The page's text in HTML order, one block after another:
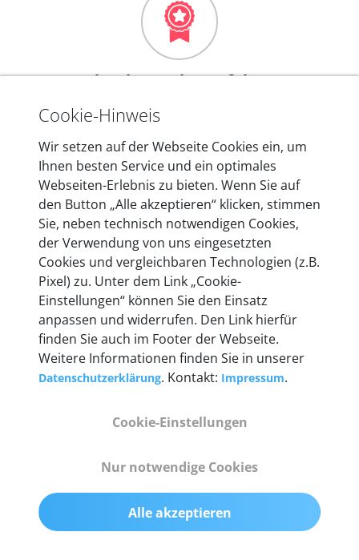
Mehr als 10 Jahre Erfahrung
In den Kfz-Diagnosegeräten von autoaid stecken
entwickeln wir unsere Produkte am Standort in
Berlin laufend weiter. Auf diese Qualität vertrauen
heute mehr als 60.000 Privatkunden und
Unternehmen.
Technische Details &
Lieferumfang
55 mm x 25 mm x 12 mm
200 g
Cookie-Hinweis
Wir setzen auf der Webseite Cookies ein, um
Ihnen besten Service und ein optimales
Webseiten-Erlebnis zu bieten. Wenn Sie auf
den Button „Alle akzeptieren“ klicken, stimmen
Sie, neben technisch notwendigen Cookies,
der Verwendung von uns eingesetzten
Cookies und vergleichbaren Technologien (z.B.
Pixel) zu. Unter dem Link „Cookie-
Einstellungen“ können Sie den Einsatz
anpassen und widerrufen. Den Link hierfür
finden Sie auch im Footer der Webseite.
Weitere Informationen finden Sie in unserer
Datenschutzerklärung. Kontakt: Impressum.
Cookie-Einstellungen
Nur notwendige Cookies
Alle akzeptieren